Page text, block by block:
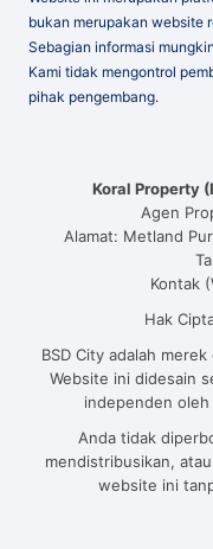
bukan merupakan website
Sebagian informasi
Kami tidak mengontrol
pihak pengembang.
Koral Property
Agen
Alamat: Metland
Kontak
Hak
BSD City adalah
Website ini didesain
independen
Anda tidak
mendistribusikan,
website ini